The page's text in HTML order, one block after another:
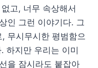
고, 너무 속상해서
인 그런 이야기다. 그
무시무시한 평범함으
하지만 우리는 이미
을 잠시라도 붙잡아